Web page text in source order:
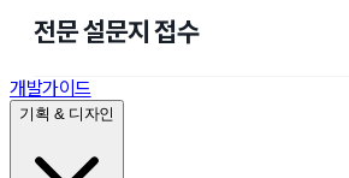
전문 설문지 접수
개발가이드
기획 & 디자인